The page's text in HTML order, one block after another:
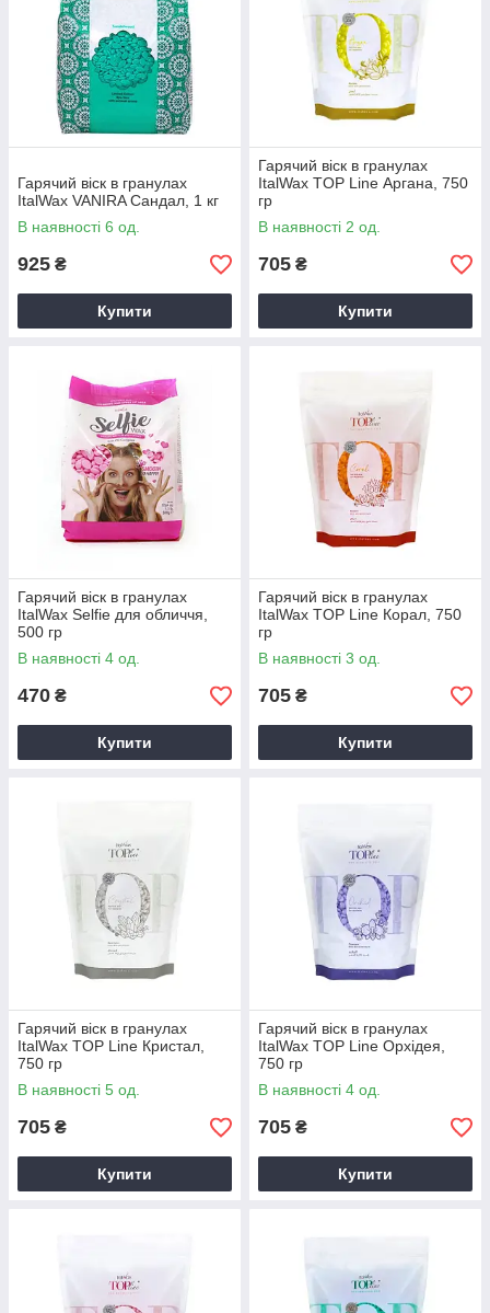
Гарячий віск в гранулах
ItalWax VANIRA Сандал, 1 кг
В наявності 6 од.
925 ₴
Купити
Гарячий віск в гранулах
ItalWax TOP Line Аргана, 750
гр
В наявності 2 од.
705 ₴
Купити
Гарячий віск в гранулах
ItalWax Selfie для обличчя,
500 гр
В наявності 4 од.
470 ₴
Купити
Гарячий віск в гранулах
ItalWax TOP Line Корал, 750
гр
В наявності 3 од.
705 ₴
Купити
Гарячий віск в гранулах
ItalWax TOP Line Кристал,
750 гр
В наявності 5 од.
705 ₴
Купити
Гарячий віск в гранулах
ItalWax TOP Line Орхідея,
750 гр
В наявності 4 од.
705 ₴
Купити